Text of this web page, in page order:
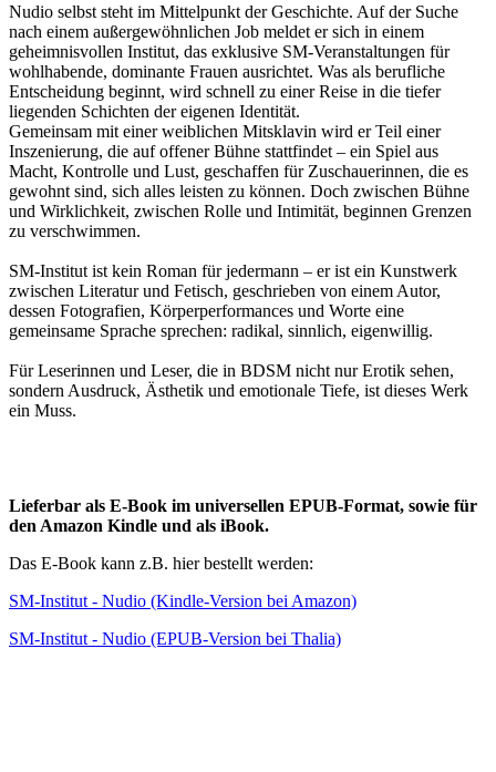
Nudio selbst steht im Mittelpunkt der Geschichte. Auf der Suche
nach einem außergewöhnlichen Job meldet er sich in einem
geheimnisvollen Institut, das exklusive SM-Veranstaltungen für
wohlhabende, dominante Frauen ausrichtet. Was als berufliche
Entscheidung beginnt, wird schnell zu einer Reise in die tiefer
liegenden Schichten der eigenen Identität.
Gemeinsam mit einer weiblichen Mitsklavin wird er Teil einer
Inszenierung, die auf offener Bühne stattfindet – ein Spiel aus
Macht, Kontrolle und Lust, geschaffen für Zuschauerinnen, die es
gewohnt sind, sich alles leisten zu können. Doch zwischen Bühne
und Wirklichkeit, zwischen Rolle und Intimität, beginnen Grenzen
zu verschwimmen.
SM-Institut ist kein Roman für jedermann – er ist ein Kunstwerk
zwischen Literatur und Fetisch, geschrieben von einem Autor,
dessen Fotografien, Körperperformances und Worte eine
gemeinsame Sprache sprechen: radikal, sinnlich, eigenwillig.
Für Leserinnen und Leser, die in BDSM nicht nur Erotik sehen,
sondern Ausdruck, Ästhetik und emotionale Tiefe, ist dieses Werk
ein Muss.
Lieferbar als E-Book im universellen EPUB-Format, sowie für
den Amazon Kindle und als iBook.
Das E-Book kann z.B. hier bestellt werden:
SM-Institut - Nudio (Kindle-Version bei Amazon)
SM-Institut - Nudio (EPUB-Version bei Thalia)